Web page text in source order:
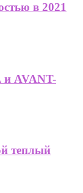
в 2021
AVANT-
теплый